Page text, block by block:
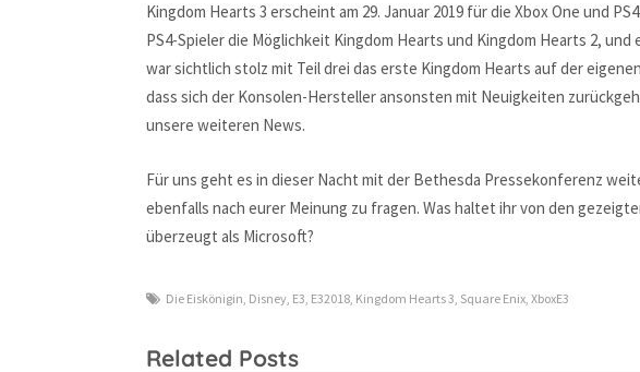
Kingdom Hearts 3 erscheint am 29. Januar 2019 für die Xbox One und
PS4-Spieler die Möglichkeit Kingdom Hearts und Kingdom Hearts 2,
war sichtlich stolz mit Teil drei das erste Kingdom Hearts auf der
dass sich der Konsolen-Hersteller ansonsten mit Neuigkeiten
unsere weiteren News.
Für uns geht es in dieser Nacht mit der Bethesda Pressekonferenz
ebenfalls nach eurer Meinung zu fragen. Was haltet ihr von den
überzeugt als Microsoft?
Die Eiskönigin Disney E3 E32018 Kingdom Hearts 3 Square Enix ,XboxE3
Related Posts